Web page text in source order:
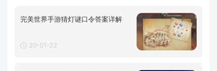
完美世界手游猜灯谜口令答案详解
20-01-22